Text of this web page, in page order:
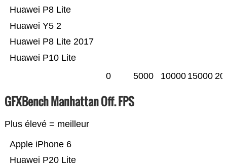
Huawei P10 Lite
Huawei P8 Lite 2017
Huawei Y5 2
Huawei P8 Lite
0 5000 10000 15000
GFXBench Manhattan Off. FPS
Plus élevé = meilleur
Huawei P20 Lite
Apple iPhone 6